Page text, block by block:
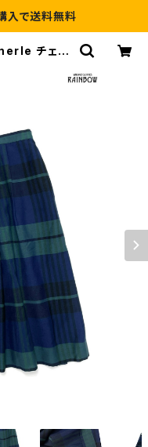
入で送料無料
チェッ
屋RAINB